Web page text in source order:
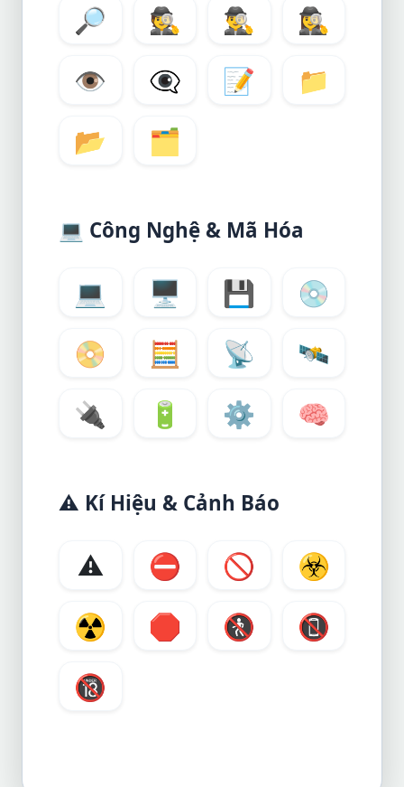
🔎
🕵️ 🕵️‍♂️
🕵️‍♀️
👁️
👁️ 📝
📁
📂
🗂️
💻 Công Nghệ & Mã Hóa
💻 🖥️ 💾
💿
📀
🧮 📡
🛰️
🔌
🔋 ⚙️ 🧠
⚠️ Kí Hiệu & Cảnh Báo
⚠️ ⛔ 🚫
☣️
☢️
🛑 🚷
📵
🔞